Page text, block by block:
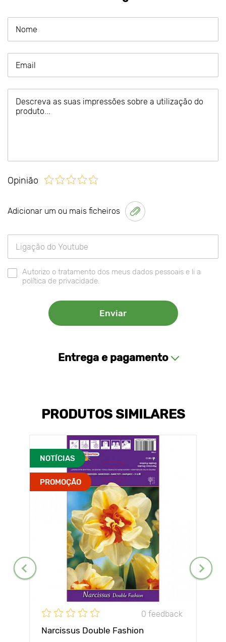
Opinião
Adicionar um ou mais ficheiros
Autorizo o tratamento dos meus dados pessoais e li a
política de privacidade.
Entrega e pagamento
PRODUTOS SIMILARES
NOTÍCIAS
PROMOÇÃO
0 feedback
Narcissus Double Fashion